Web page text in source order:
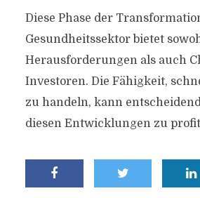
Diese Phase der
Gesundheitssektor bietet
Herausforderungen als auch
Investoren. Die Fähigkeit,
zu handeln, kann
diesen Entwicklungen zu